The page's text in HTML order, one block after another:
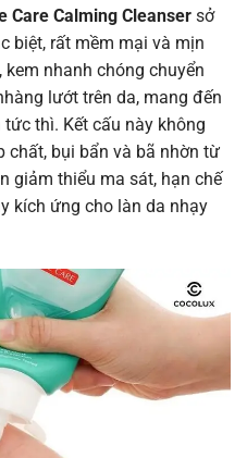
Care Calming Cleanser sở
biệt, rất mềm mại và mịn
nhanh chóng chuyển
lướt trên da, mang đến
thì. Kết cấu này không
chất, bụi bẩn và bã nhờn từ
giảm thiểu ma sát, hạn chế
kích ứng cho làn da nhạy